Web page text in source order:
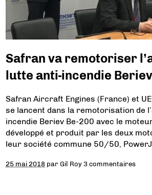
Safran va remotoriser
lutte anti-incendie
Safran Aircraft Engines (France) et
se lancent dans la remotorisation de
incendie Beriev Be-200 avec le
développé et produit par les deux
leur société commune 50/50,
25 mai 2018 parGil Roy 3 commentaires